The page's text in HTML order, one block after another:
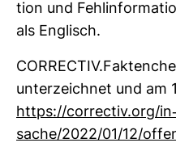
tion und
als Eng­lisch.
unter­zeichnet und am
https://cor­rectiv.org/
sache/2022/01/12/